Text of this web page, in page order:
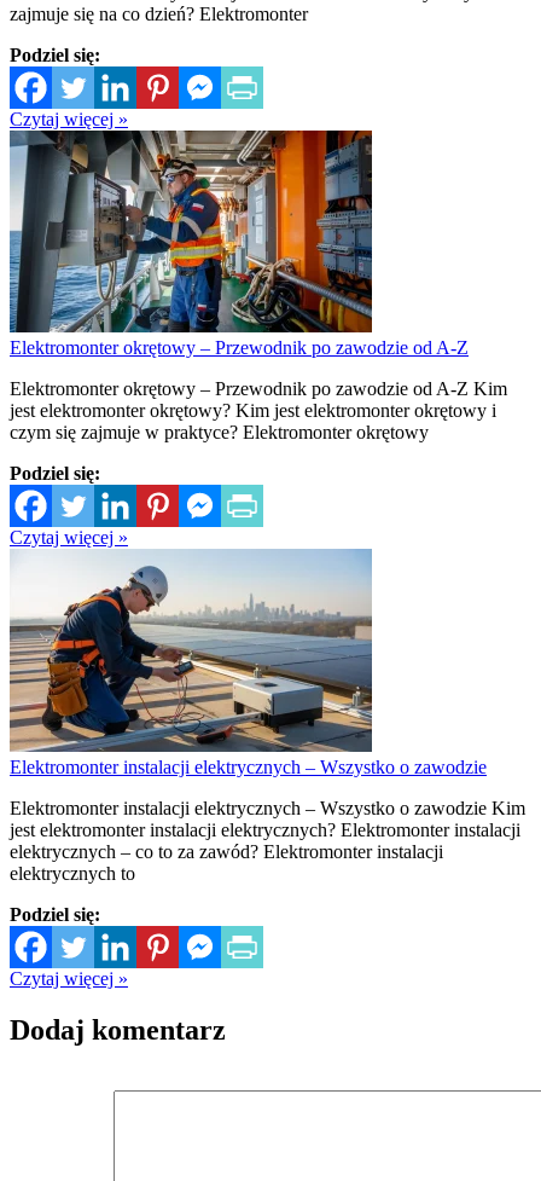
zajmuje się na co dzień? Elektromonter
Podziel się:
Czytaj więcej »
Elektromonter okrętowy – Przewodnik po zawodzie od A-Z
Elektromonter okrętowy – Przewodnik po zawodzie od A-Z Kim
jest elektromonter okrętowy? Kim jest elektromonter okrętowy i
czym się zajmuje w praktyce? Elektromonter okrętowy
Podziel się:
Czytaj więcej »
Elektromonter instalacji elektrycznych – Wszystko o zawodzie
Elektromonter instalacji elektrycznych – Wszystko o zawodzie Kim
jest elektromonter instalacji elektrycznych? Elektromonter instalacji
elektrycznych – co to za zawód? Elektromonter instalacji
elektrycznych to
Podziel się:
Czytaj więcej »
Dodaj komentarz